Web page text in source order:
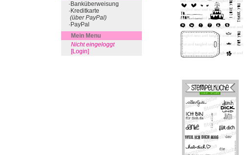
·Banküberweisung
·Kreditkarte
(über PayPal)
·PayPal
Mein Menu
Nicht eingeloggt
[Login]